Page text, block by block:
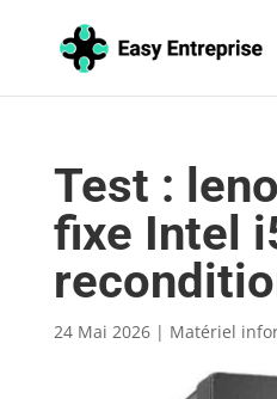
Test :
fixe Intel
24 Mai 2026| Matériel